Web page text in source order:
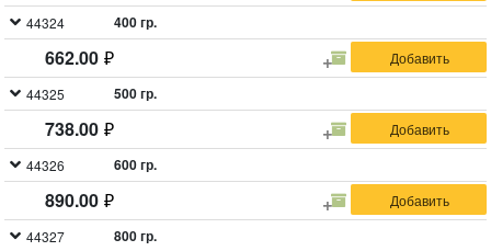
44324 400 гр.
662.00
44325 500 гр.
738.00
44326 600 гр.
890.00
44327 800 гр.